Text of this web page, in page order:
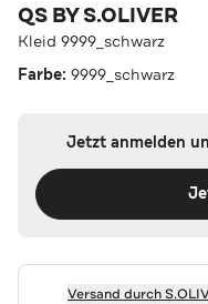
QS BY S.OLIVER
Kleid 9999_schwarz
Farbe: 9999_schwarz
Jetzt anmelden
Versand durch